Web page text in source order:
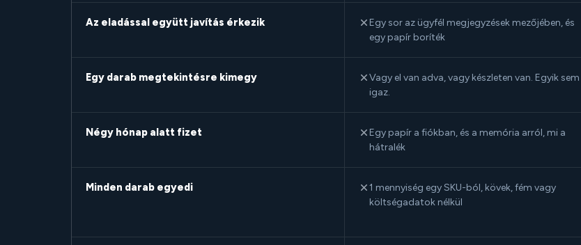
Az eladással együtt javítás érkezik
Egy sor az ügyfél megjegyzések mezőjében, és
egy papír boríték
Egy darab megtekintésre kimegy
Vagy el van adva, vagy készleten van. Egyik sem
igaz.
Négy hónap alatt fizet
Egy papír a fiókban, és a memória arról, mi a
hátralék
Minden darab egyedi
1 mennyiség egy SKU-ból, kövek, fém vagy
költségadatok nélkül